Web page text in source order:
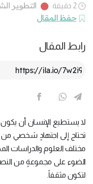
2 دقيقة
التطوير
حفظ المقال
رابط المقال
لا يستطيع الإنسان أن يكون
تحتاج إلى اجتهادٍ شخصي من
مختلف العلوم والدراسات
الضوء على مجموعةٍ من
لتكون مثقفاً.